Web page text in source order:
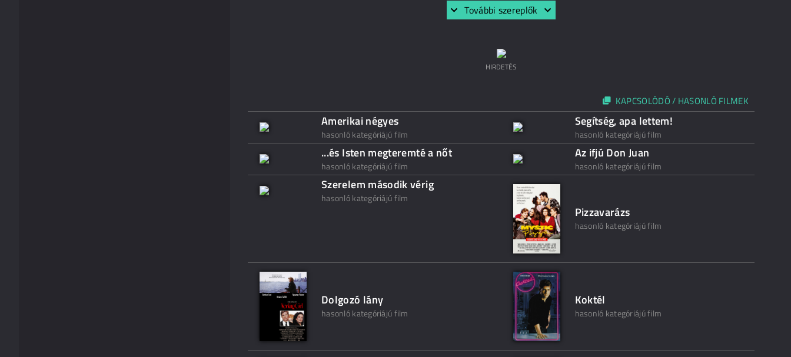
További szereplők
HIRDETÉS
KAPCSOLÓDÓ / HASONLÓ FILMEK
Amerikai négyes
hasonló kategóriájú film
Segítség, apa lettem!
hasonló kategóriájú film
...és Isten megteremté a nőt
hasonló kategóriájú film
Az ifjú Don Juan
hasonló kategóriájú film
Szerelem második vérig
hasonló kategóriájú film
Pizzavarázs
hasonló kategóriájú film
Dolgozó lány
hasonló kategóriájú film
Koktél
hasonló kategóriájú film